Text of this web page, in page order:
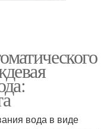
вода в виде